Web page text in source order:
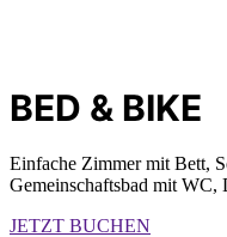
BED & BIKE
Einfache Zimmer mit Bett,
Gemeinschaftsbad mit WC,
JETZT BUCHEN